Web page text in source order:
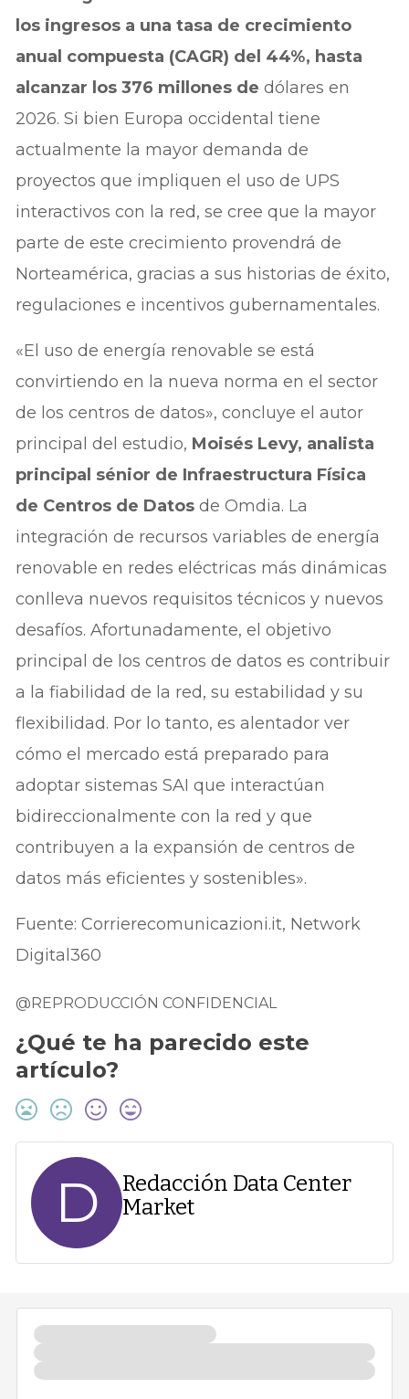
los ingresos a una tasa de crecimiento
anual compuesta (CAGR) del 44%, hasta
alcanzar los 376 millones de dólares en
2026. Si bien Europa occidental tiene
actualmente la mayor demanda de
proyectos que impliquen el uso de UPS
interactivos con la red, se cree que la mayor
parte de este crecimiento provendrá de
Norteamérica, gracias a sus historias de éxito,
regulaciones e incentivos gubernamentales.
«El uso de energía renovable se está
convirtiendo en la nueva norma en el sector
de los centros de datos», concluye el autor
principal del estudio, Moisés Levy, analista
principal sénior de Infraestructura Física
de Centros de Datos de Omdia. La
integración de recursos variables de energía
renovable en redes eléctricas más dinámicas
conlleva nuevos requisitos técnicos y nuevos
desafíos. Afortunadamente, el objetivo
principal de los centros de datos es contribuir
a la fiabilidad de la red, su estabilidad y su
flexibilidad. Por lo tanto, es alentador ver
cómo el mercado está preparado para
adoptar sistemas SAI que interactúan
bidireccionalmente con la red y que
contribuyen a la expansión de centros de
datos más eficientes y sostenibles».
Fuente: Corrierecomunicazioni.it, Network
Digital360
@REPRODUCCIÓN CONFIDENCIAL
¿Qué te ha parecido este
artículo?
D
Redacción Data Center
Market